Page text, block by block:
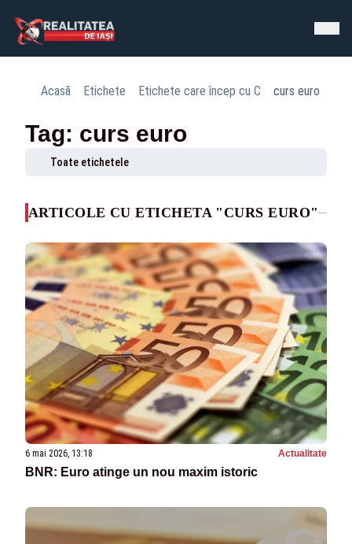
Acasă Etichete Etichete care încep cu C curs euro
Tag: curs euro
Toate etichetele
ARTICOLE CU ETICHETA "CURS EURO"
6 mai 2026, 13:18 Actualitate
BNR: Euro atinge un nou maxim istoric